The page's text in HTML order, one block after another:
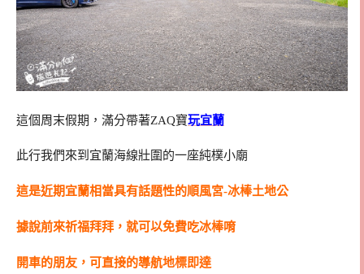
這個周末假期，滿分帶著ZAQ寶玩宜蘭
此行我們來到宜蘭海線壯圍的一座純樸小廟
這是近期宜蘭相當具有話題性的順風宮-冰棒土地公
據說前來祈福拜拜，就可以免費吃冰棒唷
開車的朋友，可直接的導航地標即達